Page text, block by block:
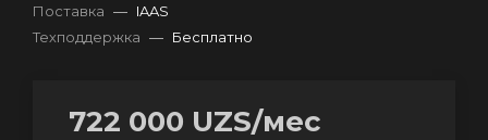
Поставка — IAAS
Техподдержка — Бесплатно
722 000 UZS/мес